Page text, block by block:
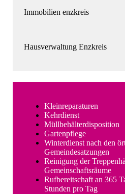
Immobilien enzkreis
Hausverwaltung Enzkreis
Kleinreparaturen
Kehrdienst
Müllbehälterdisposition
Gartenpflege
Winterdienst nach den
Gemeindesatzungen
Reinigung der
Gemeinschaftsräume
Rufbereitschaft an 365
Stunden pro Tag